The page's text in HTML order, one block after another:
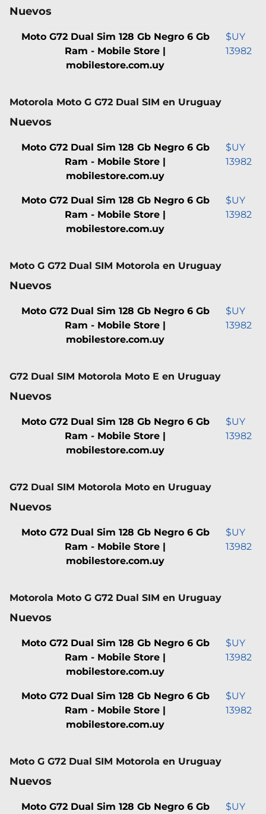
Nuevos
Moto G72 Dual Sim 128 Gb Negro 6 Gb
Ram - Mobile Store |
mobilestore.com.uy
$UY
13982
Motorola Moto G G72 Dual SIM en Uruguay
Nuevos
Moto G72 Dual Sim 128 Gb Negro 6 Gb
Ram - Mobile Store |
mobilestore.com.uy
$UY
13982
Moto G72 Dual Sim 128 Gb Negro 6 Gb
Ram - Mobile Store |
mobilestore.com.uy
$UY
13982
Moto G G72 Dual SIM Motorola en Uruguay
Nuevos
Moto G72 Dual Sim 128 Gb Negro 6 Gb
Ram - Mobile Store |
mobilestore.com.uy
$UY
13982
G72 Dual SIM Motorola Moto E en Uruguay
Nuevos
Moto G72 Dual Sim 128 Gb Negro 6 Gb
Ram - Mobile Store |
mobilestore.com.uy
$UY
13982
G72 Dual SIM Motorola Moto en Uruguay
Nuevos
Moto G72 Dual Sim 128 Gb Negro 6 Gb
Ram - Mobile Store |
mobilestore.com.uy
$UY
13982
Motorola Moto G G72 Dual SIM en Uruguay
Nuevos
Moto G72 Dual Sim 128 Gb Negro 6 Gb
Ram - Mobile Store |
mobilestore.com.uy
$UY
13982
Moto G72 Dual Sim 128 Gb Negro 6 Gb
Ram - Mobile Store |
mobilestore.com.uy
$UY
13982
Moto G G72 Dual SIM Motorola en Uruguay
Nuevos
Moto G72 Dual Sim 128 Gb Negro 6 Gb
$UY